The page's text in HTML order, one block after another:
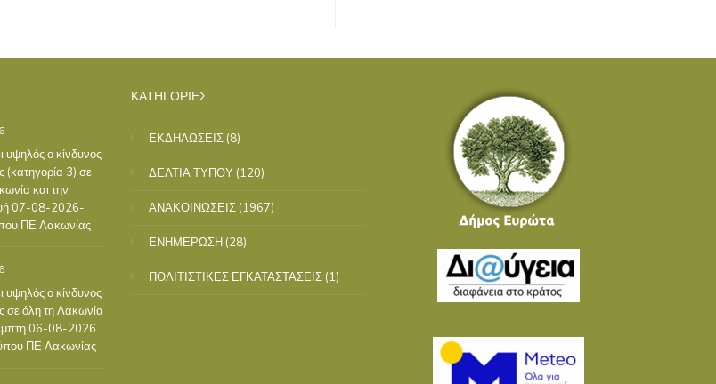
υψηλός ο κίνδυνος
(κατηγορία 3) σε
και την
07-08-2026-
ΠΕ Λακωνίας
υψηλός ο κίνδυνος
σε όλη τη Λακωνία
06-08-2026
ΠΕ Λακωνίας
ΚΑΤΗΓΟΡΙΕΣ
ΕΚΔΗΛΩΣΕΙΣ (8)
ΔΕΛΤΙΑ ΤΥΠΟΥ (120)
ΑΝΑΚΟΙΝΩΣΕΙΣ (1967)
ΕΝΗΜΕΡΩΣΗ (28)
ΠΟΛΙΤΙΣΤΙΚΕΣ ΕΓΚΑΤΑΣΤΑΣΕΙΣ (1)